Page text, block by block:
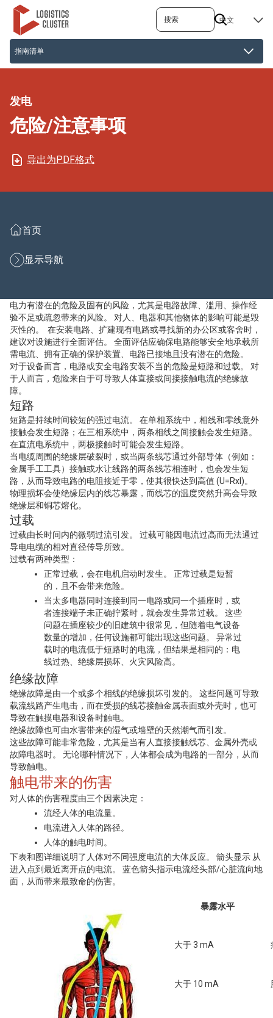
要
搜索
SELECT
YOUR
发电
危险/注意事项
导出为PDF格式
首页
显示导航
电力有潜在的危险及固有的风险，尤其是电路故障、滥用、操作经
验不足或疏忽带来的风险。 对人、电器和其他物体的影响可能是毁
灭性的。 在安装电路、扩建现有电路或寻找新的办公区或客舍时，
建议对设施进行全面评估。 全面评估应确保电路能够安全地承载所
需电流、拥有正确的保护装置、电路已接地且没有潜在的危险。
对于设备而言，电路或安全电路安装不当的危险是短路和过载。 对
于人而言，危险来自于可导致人体直接或间接接触电流的绝缘故
障。
短路
短路是持续时间较短的强过电流。 在单相系统中，相线和零线意外
接触会发生短路；在三相系统中，两条相线之间接触会发生短路。
在直流电系统中，两极接触时可能会发生短路。
当电缆周围的绝缘层破裂时，或当两条线芯通过外部导体（例如：
金属手工工具）接触或水让线路的两条线芯相连时，也会发生短
路，从而导致电路的电阻接近于零，使其很快达到高值 (U=RxI)。
物理损坏会使绝缘层内的线芯暴露，而线芯的温度突然升高会导致
绝缘层和铜芯熔化。
过载
过载由长时间内的微弱过流引发。 过载可能因电流过高而无法通过
导电电缆的相对直径传导所致。
过载有两种类型：
正常过载，会在电机启动时发生。 正常过载是短暂
的，且不会带来危险。
当太多电器同时连接到同一电路或同一个插座时，或
者连接端子未正确拧紧时，就会发生异常过载。 这些
问题在插座较少的旧建筑中很常见，但随着电气设备
数量的增加，任何设施都可能出现这些问题。 异常过
载时的电流低于短路时的电流，但结果是相同的：电
线过热、绝缘层损坏、火灾风险高。
绝缘故障
绝缘故障是由一个或多个相线的绝缘损坏引发的。 这些问题可导致
载流线路产生电击，而在受损的线芯接触金属表面或外壳时，也可
导致在触摸电器和设备时触电。
绝缘故障也可由水害带来的湿气或墙壁的天然潮气而引发。
这些故障可能非常危险，尤其是当有人直接接触线芯、金属外壳或
故障电器时。 无论哪种情况下，人体都会成为电路的一部分，从而
导致触电。
触电带来的伤害
对人体的伤害程度由三个因素决定：
流经人体的电流量。
电流进入人体的路径。
人体的触电时间。
下表和图详细说明了人体对不同强度电流的大体反应。 箭头显示 从
进入点到最近离开点的电流。 蓝色箭头指示电流经头部/心脏流向地
面，从而带来最致命的伤害。
暴露水平
大于 3 mA
大于 10 mA